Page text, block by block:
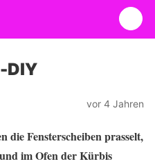
DIY
vor 4 Jahren
die Fensterscheiben prasselt,
im Ofen der Kürbis